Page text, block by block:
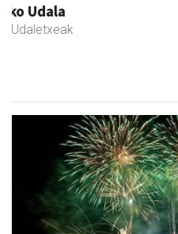
Francisco Mendikute
Andoain - Harategiak